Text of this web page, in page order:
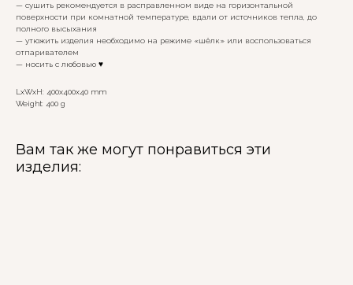
— сушить рекомендуется в расправленном виде на горизонтальной
поверхности при комнатной температуре, вдали от источников тепла, до
полного высыхания
— утюжить изделия необходимо на режиме «шёлк» или воспользоваться
отпаривателем
— носить с любовью ♥️
LxWxH: 400x400x40 mm
Weight: 400 g
Вам так же могут понравиться эти
изделия: